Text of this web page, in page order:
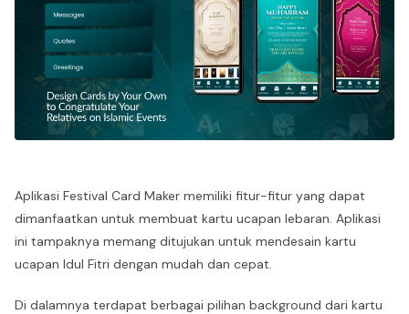
Aplikasi Festival Card Maker memiliki fitur-fitur yang dapat
dimanfaatkan untuk membuat kartu ucapan lebaran. Aplikasi
ini tampaknya memang ditujukan untuk mendesain kartu
ucapan Idul Fitri dengan mudah dan cepat.
Di dalamnya terdapat berbagai pilihan background dari kartu